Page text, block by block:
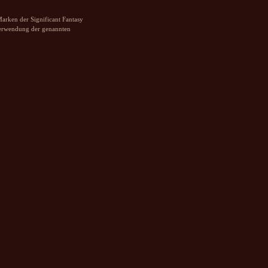
der Significant Fantasy
der genannten